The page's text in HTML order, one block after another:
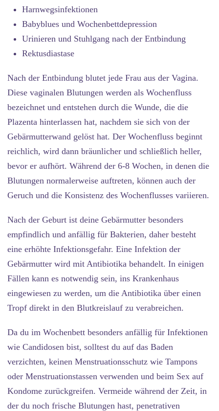
Harnwegsinfektionen
Babyblues und Wochenbettdepression
Urinieren und Stuhlgang nach der Entbindung
Rektusdiastase
Nach der Entbindung blutet jede Frau aus der Vagina.
Diese vaginalen Blutungen werden als Wochenfluss
bezeichnet und entstehen durch die Wunde, die die
Plazenta hinterlassen hat, nachdem sie sich von der
Gebärmutterwand gelöst hat. Der Wochenfluss beginnt
reichlich, wird dann bräunlicher und schließlich heller,
bevor er aufhört. Während der 6-8 Wochen, in denen die
Blutungen normalerweise auftreten, können auch der
Geruch und die Konsistenz des Wochenflusses variieren.
Nach der Geburt ist deine Gebärmutter besonders
empfindlich und anfällig für Bakterien, daher besteht
eine erhöhte Infektionsgefahr. Eine Infektion der
Gebärmutter wird mit Antibiotika behandelt. In einigen
Fällen kann es notwendig sein, ins Krankenhaus
eingewiesen zu werden, um die Antibiotika über einen
Tropf direkt in den Blutkreislauf zu verabreichen.
Da du im Wochenbett besonders anfällig für Infektionen
wie Candidosen bist, solltest du auf das Baden
verzichten, keinen Menstruationsschutz wie Tampons
oder Menstruationstassen verwenden und beim Sex auf
Kondome zurückgreifen. Vermeide während der Zeit, in
der du noch frische Blutungen hast, penetrativen